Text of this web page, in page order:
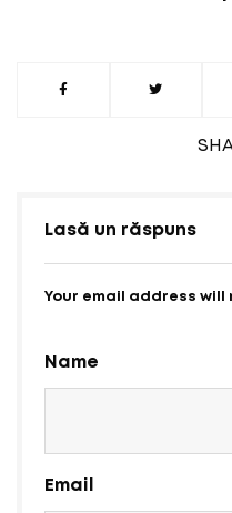
Lasă un răspuns
Your email address will
Name
Email